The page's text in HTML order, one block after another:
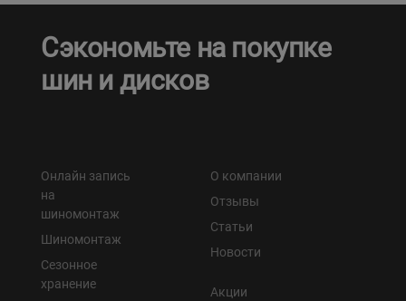
Сэкономьте на покупке
шин и дисков
Онлайн запись
на
шиномонтаж
Шиномонтаж
Сезонное
хранение
О компании
Отзывы
Статьи
Новости
Акции